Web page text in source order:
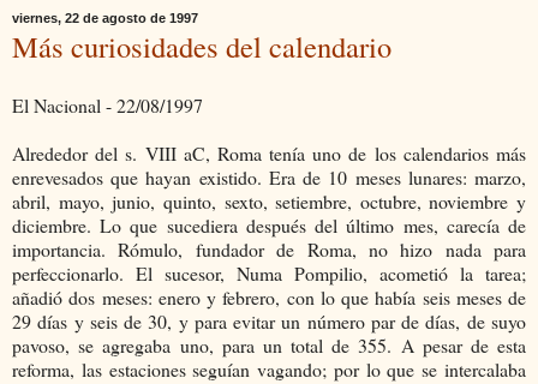
viernes, 22 de agosto de 1997
Más curiosidades del calendario
El Nacional - 22/08/1997
Alrededor del s. VIII aC, Roma tenía uno de los calendarios más
enrevesados que hayan existido. Era de 10 meses lunares: marzo,
abril, mayo, junio, quinto, sexto, setiembre, octubre, noviembre y
diciembre. Lo que sucediera después del último mes, carecía de
importancia. Rómulo, fundador de Roma, no hizo nada para
perfeccionarlo. El sucesor, Numa Pompilio, acometió la tarea;
añadió dos meses: enero y febrero, con lo que había seis meses de
29 días y seis de 30, y para evitar un número par de días, de suyo
pavoso, se agregaba uno, para un total de 355. A pesar de esta
reforma, las estaciones seguían vagando; por lo que se intercalaba